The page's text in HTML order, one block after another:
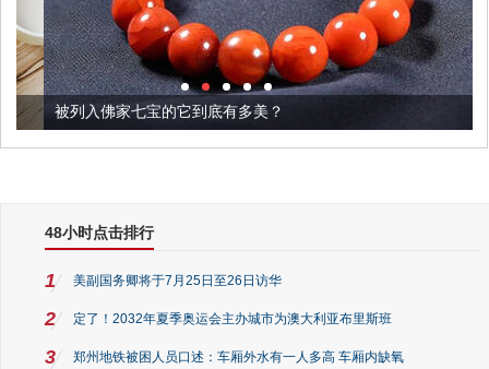
被列入佛家七宝的它到底有多美？
48小时点击排行
1 美副国务卿将于7月25日至26日访华
2 定了！2032年夏季奥运会主办城市为澳大利亚布里斯班
3 郑州地铁被困人员口述：车厢外水有一人多高 车厢内缺氧